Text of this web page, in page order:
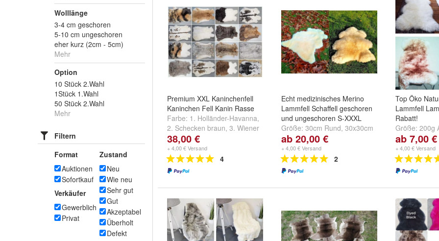
Wolllänge
3-4 cm geschoren
5-10 cm ungeschoren
eher kurz (2cm - 5cm)
Mehr
Option
10 Stück 2.Wahl
1Stück 1.Wahl
50 Stück 2.Wahl
Mehr
Filtern
Format
Auktionen
Sofortkauf
Verkäufer
Gewerblich
Privat
Zustand
Neu
Wie neu
Sehr gut
Gut
Akzeptabel
Überholt
Defekt
Premium XXL Kaninchenfell
Kaninchen Fell Kanin Rasse
Farbe: 1. Holländer-Havanna,
2. Schecken braun, 3. Wiener
grauundweitere ...
38,00 €
+ 4,00 € Versand
4
Echt medizinisches Merino
Lammfell Schaffell geschoren
und ungeschoren S-XXXL
Größe: 30cm Rund, 30x30cm
Quadrat ,40cm Rund
weitere ...
ab 20,00 €
+ 4,00 € Versand
2
Top Öko
Lammfell
Rabatt!
Größe: 200g
Rundund
ab 7,00 €
+ 4,00 € Versand